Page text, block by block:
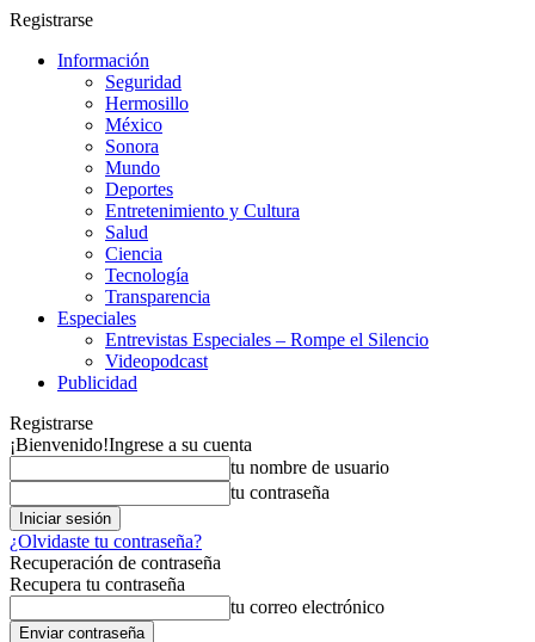
Registrarse
Información
Seguridad
Hermosillo
México
Sonora
Mundo
Deportes
Entretenimiento y Cultura
Salud
Ciencia
Tecnología
Transparencia
Especiales
Entrevistas Especiales – Rompe el Silencio
Videopodcast
Publicidad
Registrarse
¡Bienvenido!Ingrese a su cuenta
tu nombre de usuario
tu contraseña
¿Olvidaste tu contraseña?
Recuperación de contraseña
Recupera tu contraseña
tu correo electrónico